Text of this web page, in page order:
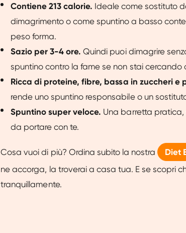
Contiene 213 calorie. Ideale come sostituto
dimagrimento o come spuntino a basso
peso forma.
Sazio per 3-4 ore. Quindi puoi dimagrire
spuntino contro la fame se non stai cercando
Ricca di proteine, fibre, bassa in zuccheri e
rende uno spuntino responsabile o un
Spuntino super veloce. Una barretta
da portare con te.
Cosa vuoi di più? Ordina subito la nostra Diet
ne accorga, la troverai a casa tua. E se scopri
tranquillamente.